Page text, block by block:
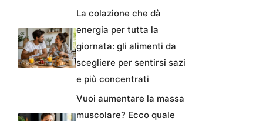
La colazione che dà
energia per tutta la
giornata: gli alimenti da
scegliere per sentirsi sazi
e più concentrati
Vuoi aumentare la massa
muscolare? Ecco quale